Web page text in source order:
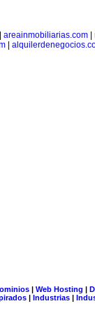
areainmobiliarias.com|
| Web Hosting |
| Industrias |